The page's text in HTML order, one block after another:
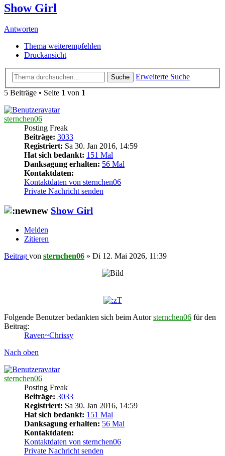
Show Girl
Antworten
Thema weiterempfehlen
Druckansicht
Suche
Erweiterte Suche
5 Beiträge • Seite 1 von 1
sternchen06
Posting Freak
Beiträge: 3033
Registriert: Sa 30. Jan 2016, 14:59
Hat sich bedankt: 151 Mal
Danksagung erhalten: 56 Mal
Kontaktdaten:
Kontaktdaten von sternchen06
Private Nachricht senden
Show Girl
Melden
Zitieren
Beitrag von sternchen06 » Di 12. Mai 2026, 11:39
Folgende Benutzer bedankten sich beim Autorsternchen06 für den
Beitrag:
Raven~Chrissy
Nach oben
sternchen06
Posting Freak
Beiträge: 3033
Registriert: Sa 30. Jan 2016, 14:59
Hat sich bedankt: 151 Mal
Danksagung erhalten: 56 Mal
Kontaktdaten:
Kontaktdaten von sternchen06
Private Nachricht senden